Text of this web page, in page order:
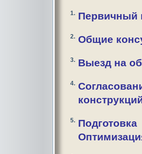
Первичный
Общие
Выезд на